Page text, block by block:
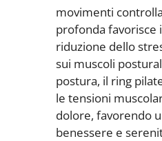
movimenti
profonda favorisce
riduzione dello
sui muscoli
postura, il ring
le tensioni
dolore, favorendo
benessere e